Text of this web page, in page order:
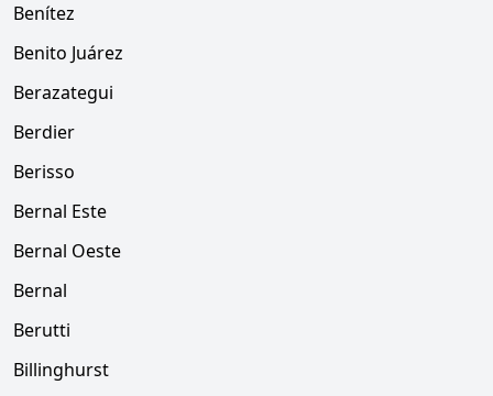
Benítez
Benito Juárez
Berazategui
Berdier
Berisso
Bernal Este
Bernal Oeste
Bernal
Berutti
Billinghurst